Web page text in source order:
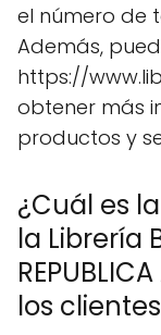
el número de
Además,
https://
obtener más
productos y
¿Cuál es
la Librería
los